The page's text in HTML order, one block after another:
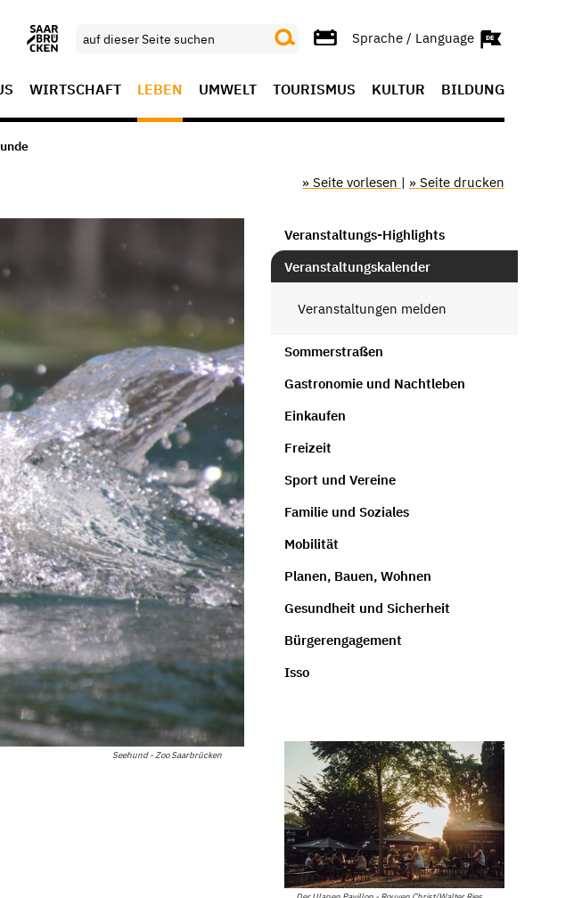
Sprache / Language
WIRTSCHAFT LEBEN UMWELT TOURISMUS KULTUR BILDUNG
» Seite vorlesen | » Seite drucken
Seehund - Zoo Saarbrücken
Veranstaltungs-Highlights
Veranstaltungskalender
Veranstaltungen melden
Sommerstraßen
Gastronomie und Nachtleben
Einkaufen
Freizeit
Sport und Vereine
Familie und Soziales
Mobilität
Planen, Bauen, Wohnen
Gesundheit und Sicherheit
Bürgerengagement
Isso